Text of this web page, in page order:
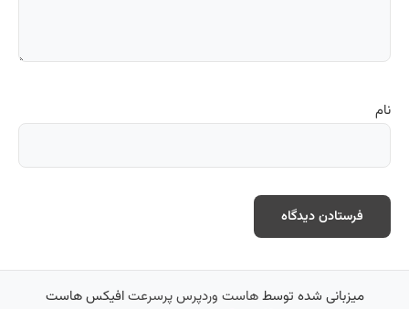
نام
میزبانی شده توسطهاست وردپرس پرسرعتافیکس هاست